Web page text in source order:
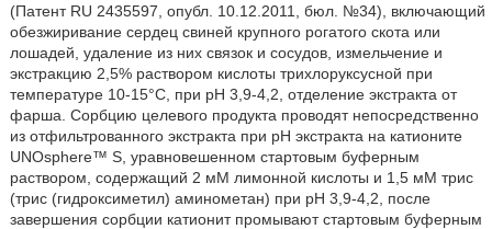
(Патент RU 2435597, опубл. 10.12.2011, бюл. №34), включающий
обезжиривание сердец свиней крупного рогатого скота или
лошадей, удаление из них связок и сосудов, измельчение и
экстракцию 2,5% раствором кислоты трихлоруксусной при
температуре 10-15°С, при рН 3,9-4,2, отделение экстракта от
фарша. Сорбцию целевого продукта проводят непосредственно
из отфильтрованного экстракта при рН экстракта на катионите
UNOsphere™ S, уравновешенном стартовым буферным
раствором, содержащий 2 мМ лимонной кислоты и 1,5 мМ трис
(трис (гидроксиметил) аминометан) при рН 3,9-4,2, после
завершения сорбции катионит промывают стартовым буферным